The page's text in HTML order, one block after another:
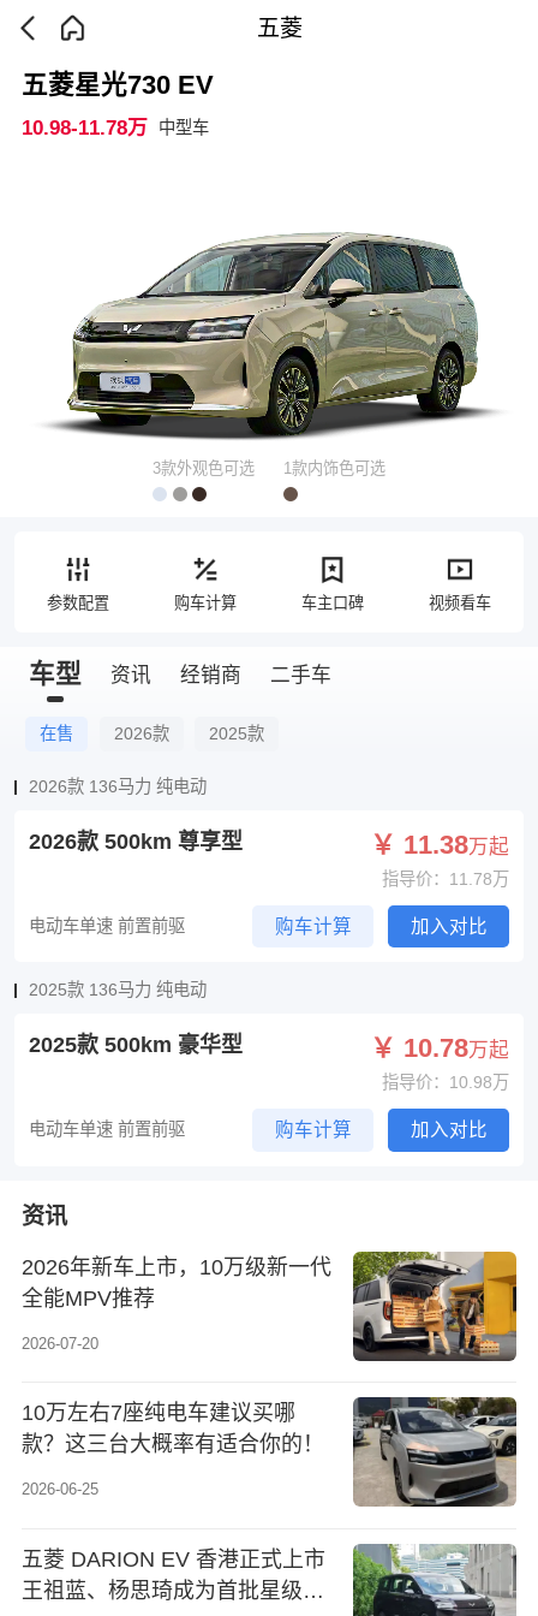
五菱
五菱星光730 EV
10.98-11.78万 中型车
3款外观色可选 1款内饰色可选
参数配置 购车计算 车主口碑 视频看车
车型 资讯 经销商 二手车
在售 2026款 2025款
2026款 136马力 纯电动
2026款 500km 尊享型 ￥ 11.38万起
指导价：11.78万
电动车单速 前置前驱 购车计算 加入对比
2025款 136马力 纯电动
2025款 500km 豪华型 ￥ 10.78万起
指导价：10.98万
电动车单速 前置前驱 购车计算 加入对比
资讯
2026年新车上市，10万级新一代
全能MPV推荐
2026-07-20
10万左右7座纯电车建议买哪
款？这三台大概率有适合你的！
2026-06-25
五菱 DARION EV 香港正式上市
王祖蓝、杨思琦成为首批星级车